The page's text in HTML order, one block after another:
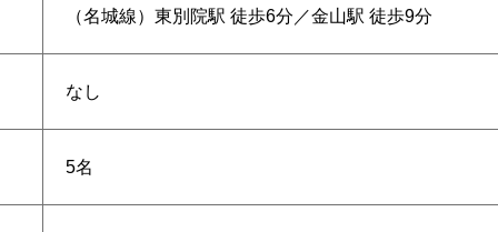
（名城線）東別院駅 徒歩6分／金山駅 徒歩9分
なし
5名